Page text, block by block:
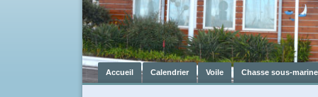
Accueil Calendrier Voile Chasse sous-marine